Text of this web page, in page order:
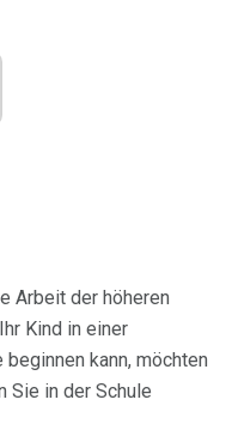
Arbeit der höheren
Kind in einer
kann, möchten
Sie in der Schule